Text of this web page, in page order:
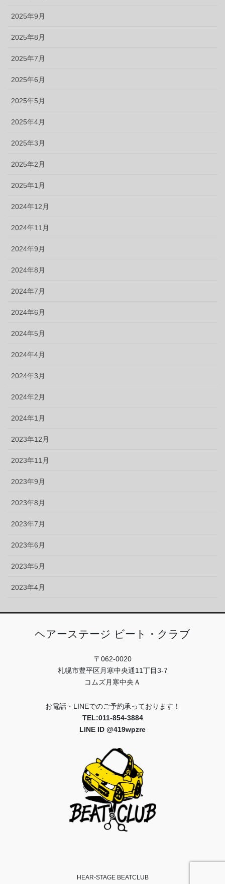
2025年9月
2025年8月
2025年7月
2025年6月
2025年5月
2025年4月
2025年3月
2025年2月
2025年1月
2024年12月
2024年11月
2024年9月
2024年8月
2024年7月
2024年6月
2024年5月
2024年4月
2024年3月
2024年2月
2024年1月
2023年12月
2023年11月
2023年9月
2023年8月
2023年7月
2023年6月
2023年5月
2023年4月
ヘアーステージ ビート・クラブ
〒062-0020
札幌市豊平区月寒中央通11丁目3-7
コムズ月寒中央Ａ
お電話・LINEでのご予約承っております！
TEL:011-854-3884
LINE ID @419wpzre
HEAR-STAGE BEATCLUB